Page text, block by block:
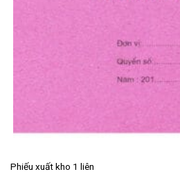
Phiếu xuất kho 1 liên